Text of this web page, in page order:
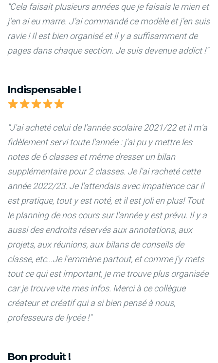
"Cela faisait plusieurs années que je faisais le mien et
j’en ai eu marre. J’ai commandé ce modèle et j’en suis
ravie ! Il est bien organisé et il y a suffisamment de
pages dans chaque section. Je suis devenue addict !"
Indispensable !
"J'ai acheté celui de l'année scolaire 2021/22 et il m'a
fidèlement servi toute l'année : j'ai pu y mettre les
notes de 6 classes et même dresser un bilan
supplémentaire pour 2 classes. Je l'ai racheté cette
année 2022/23. Je l'attendais avec impatience car il
est pratique, tout y est noté, et il est joli en plus! Tout
le planning de nos cours sur l'année y est prévu. Il y a
aussi des endroits réservés aux annotations, aux
projets, aux réunions, aux bilans de conseils de
classe, etc...Je l'emmène partout, et comme j'y mets
tout ce qui est important, je me trouve plus organisée
car je trouve vite mes infos. Merci à ce collègue
créateur et créatif qui a si bien pensé à nous,
professeurs de lycée !"
Bon produit !